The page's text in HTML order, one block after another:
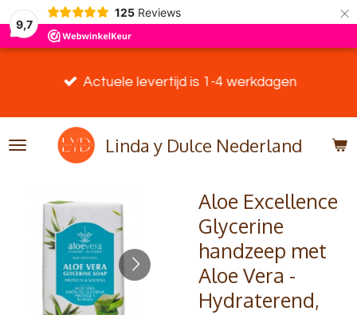
9,7
125 Reviews ×
Linda y Dulce Nederland
Actuele levertijd is 1-4 werkdagen
Aloe Excellence
Glycerine
handzeep met
Aloe Vera -
Hydraterend,